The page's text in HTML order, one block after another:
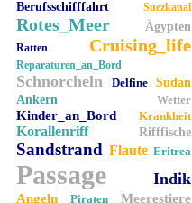
Berufsschifffahrt Suezkanal
Rotes_Meer Ägypten
Ratten Cruising_life
Reparaturen_an_Bord
Schnorcheln Delfine
Sudan
Ankern
Wetter
Kinder_an_Bord Krankheit
Korallenriff Rifffische
Sandstrand Flaute Eritrea
Passage Indik
Angeln Piraten Meerestiere